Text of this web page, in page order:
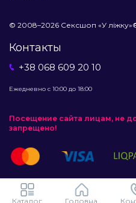
© 2008–2026 Сексшоп «У
Контакты
+38 068 609 20 10
Ежедневно с 10:00 до 18:00
Посещение сайта лицам, не
запрещено!
Каталог Головна